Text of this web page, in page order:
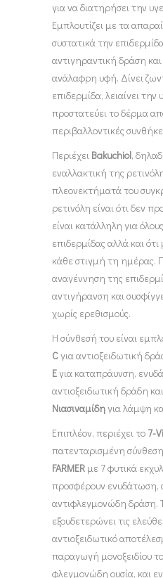
για να διατηρήσει την
Εμπλουτίζει με τα
συστατικά την
αντιγηραντική δράση
ανάλαφρη υφή. Δίνει
επιδερμίδα, λειαίνει
προστατεύει το δέρμα
περιβαλλοντικές
Περιέχει Bakuchiol,
εναλλακτική της
πλεονεκτήματά του
ρετινόλη είναι ότι δεν
είναι κατάλληλη για
επιδερμίδας αλλά και
κάθε στιγμή τη ημέρας.
αναγέννηση της
αντιγήρανση και
χωρίς ερεθισμούς.
Η σύνθεσή του είναι
Cγια αντιοξειδωτική
Εγια καταπράυνση,
αντιοξειδωτική δράδη και
Νιασιναμίδηγια λάμψη
Επιπλέον, περιέχει το 7-
πατενταρισμένη
FARMER με 7 φυτικά
προσφέρουν ενυδάτωση,
αντιφλεγμονώδη δράση.
εξουδετερώνει τις
αντιοξειδωτικό
παραγωγή μονοξειδίου
φλεγμονώδη ουσία, και